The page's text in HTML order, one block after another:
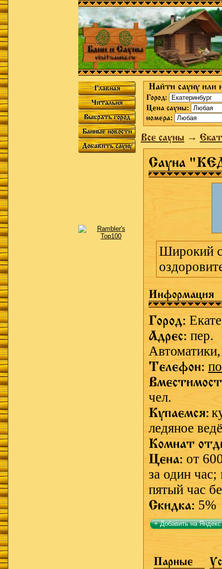
Главная
Читальня
Выбрать город
Банные новости
Добавить сауну
Найти сауну или
Город:
Цена сауны:
номера:
Все сауны→
Сауна
Широкий
Информация
Город:
Адрес: пер.
Телефон:
чел.
Купаемся:
ледяное
Комнат
Цена: от
за один
пятый час
Скидка: 5%
+ Добавить на Яндекс
Парные